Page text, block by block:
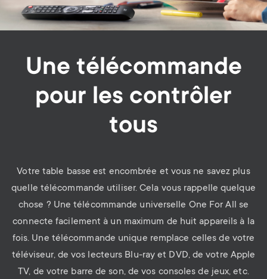
Une télécommande
pour les contrôler
tous
Votre table basse est encombrée et vous ne savez plus
quelle télécommande utiliser. Cela vous rappelle quelque
chose ? Une télécommande universelle One For All se
connecte facilement à un maximum de huit appareils à la
fois. Une télécommande unique remplace celles de votre
téléviseur, de vos lecteurs Blu-ray et DVD, de votre Apple
TV, de votre barre de son, de vos consoles de jeux, etc.